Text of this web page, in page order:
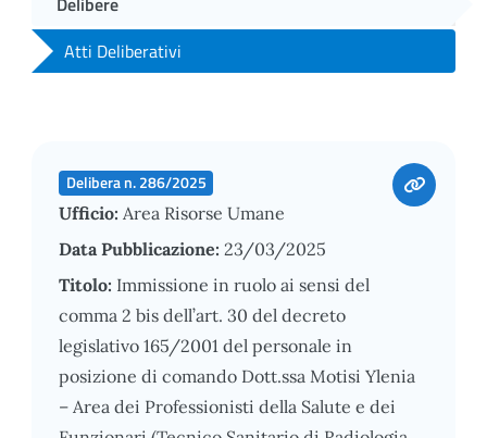
Atti Deliberativi
Delibera n. 286/2025
Ufficio: Area Risorse Umane
Data Pubblicazione: 23/03/2025
Titolo: Immissione in ruolo ai sensi del
comma 2 bis dell’art. 30 del decreto
legislativo 165/2001 del personale in
posizione di comando Dott.ssa Motisi Ylenia
– Area dei Professionisti della Salute e dei